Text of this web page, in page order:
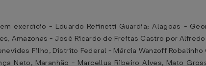
exercício - Eduardo Refinetti Guardia; Alagoas -
Amazonas - José Ricardo de Freitas Castro por
Filho, Distrito Federal - Márcia Wanzoff
Neto, Maranhão - Marcellus Ribeiro Alves, Mato